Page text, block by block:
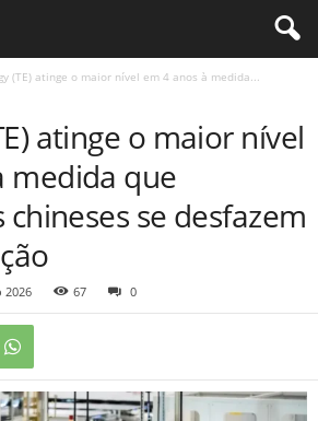
(TE) atinge o maior nível em 4 anos à medida...
atinge o maior nível
medida que
se desfazem
2026 67 0